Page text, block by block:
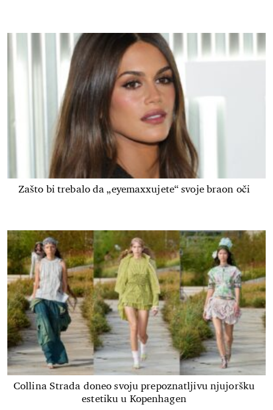
Zašto bi trebalo da „eyemaxxujete“ svoje braon oči
Collina Strada doneo svoju prepoznatljivu njujoršku
estetiku u Kopenhagen